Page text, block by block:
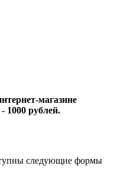
магазине
1000 рублей.
следующие формы